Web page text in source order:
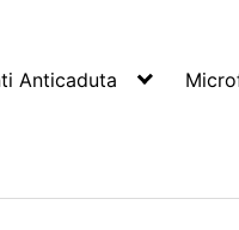
Anticaduta